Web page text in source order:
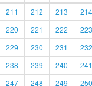
211 212 213 214
220 221 222 223
229 230 231 232
238 239 240 241
247 248 249 250